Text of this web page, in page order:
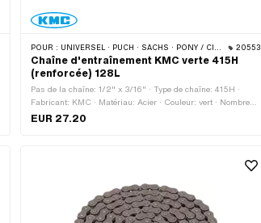
POUR : UNIVERSEL · PUCH · SACHS · PONY / CILO (BÊTA 521 & 512) · ZÜNDAPP BELMONDO · TOMOS · BYE BIKE 20553
Chaîne d'entraînement KMC verte 415H
(renforcée) 128L
Pas de la chaîne: 1/2" x 3/16" · Type de chaîne: 415H ·
Fabricant: KMC · Matériau: Acier · Couleur: vert · Nombre
de maillons: 128 pcs · Circonférence de roulement: 1626
EUR 27.20